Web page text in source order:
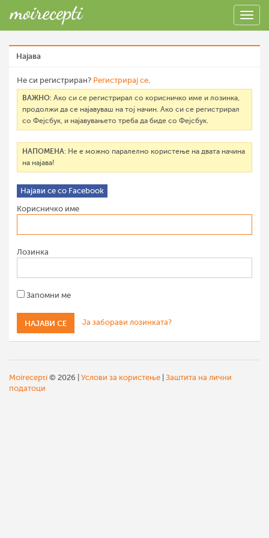
Најава
Не си регистриран? Регистрирај се.
ВАЖНО: Ако си се регистрирал со корисничко име и лозинка,
продолжи да се најавуваш на тој начин. Ако си се регистрирал
со Фејсбук, и најавувањето треба да биде со Фејсбук.
НАПОМЕНА: Не е можно паралелно користење на двата начина
на најава!
Најави се со Facebook
Корисничко име
Лозинка
Запомни ме
Ја заборави лозинката?
Moirecepti © 2026 | Услови за користење Заштита на лични
податоци